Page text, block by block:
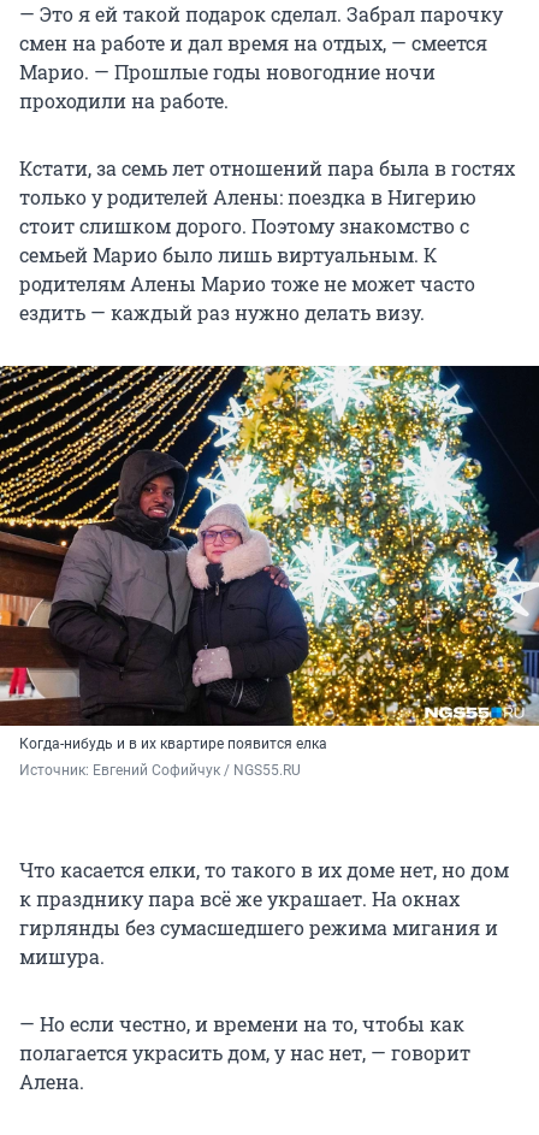
— Это я ей такой подарок сделал. Забрал парочку
смен на работе и дал время на отдых, — смеется
Марио. — Прошлые годы новогодние ночи
проходили на работе.
Кстати, за семь лет отношений пара была в гостях
только у родителей Алены: поездка в Нигерию
стоит слишком дорого. Поэтому знакомство с
семьей Марио было лишь виртуальным. К
родителям Алены Марио тоже не может часто
ездить — каждый раз нужно делать визу.
Когда-нибудь и в их квартире появится елка
Источник: Евгений Софийчук / NGS55.RU
Что касается елки, то такого в их доме нет, но дом
к празднику пара всё же украшает. На окнах
гирлянды без сумасшедшего режима мигания и
мишура.
— Но если честно, и времени на то, чтобы как
полагается украсить дом, у нас нет, — говорит
Алена.